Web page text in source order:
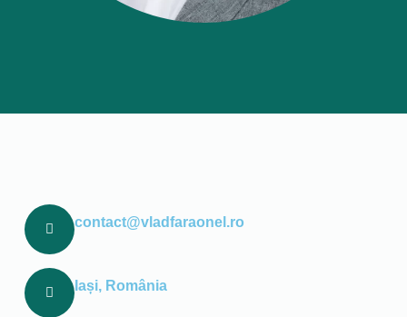
contact@vladfaraonel.ro
Iași, România